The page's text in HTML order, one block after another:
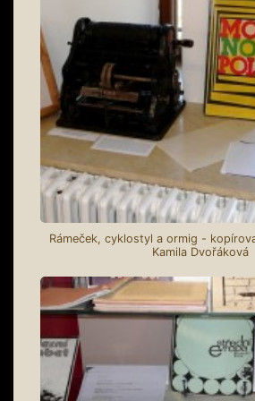
Rámeček, cyklostyl a ormig -
Kamila Dvořáková